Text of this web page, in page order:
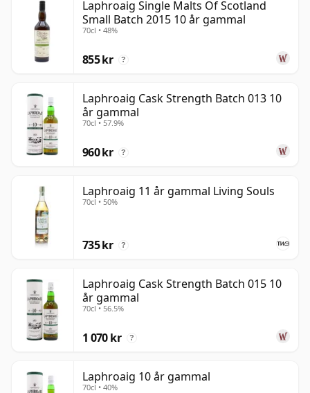
Laphroaig Single Malts Of Scotland
Small Batch 2015 10 år gammal
70cl • 48%
855 kr ?
Laphroaig Cask Strength Batch 013 10
år gammal
70cl • 57.9%
960 kr ?
Laphroaig 11 år gammal Living Souls
70cl • 50%
735 kr ?
Laphroaig Cask Strength Batch 015 10
år gammal
70cl • 56.5%
1 070 kr ?
Laphroaig 10 år gammal
70cl • 40%